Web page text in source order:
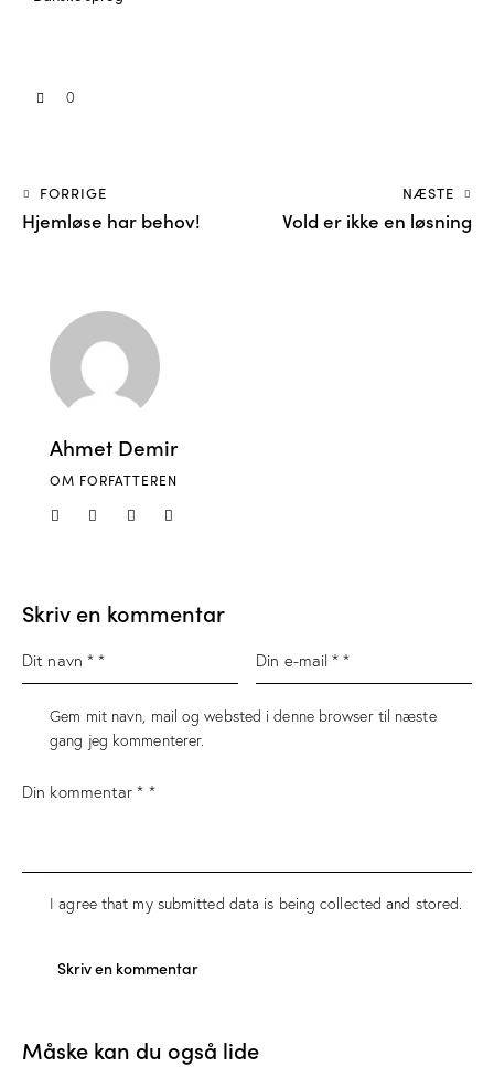
0
FORRIGE
Hjemløse har behov!
NÆSTE
Vold er ikke en løsning
Ahmet Demir
OM FORFATTEREN
Skriv en kommentar
Gem mit navn, mail og websted i denne browser til næste
gang jeg kommenterer.
I agree that my submitted data is beingcollected and stored.
Måske kan du også lide